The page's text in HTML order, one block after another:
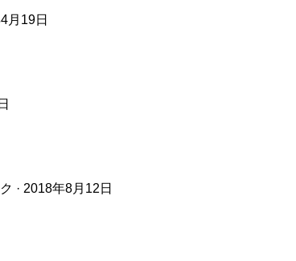
月19日
· 2018年8月12日